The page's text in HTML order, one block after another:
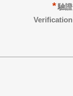
*驗證
Verification